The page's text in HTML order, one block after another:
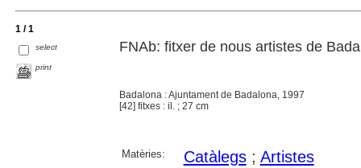
1 / 1
select
print
FNAb: fitxer de nous artistes de
Badalona : Ajuntament de Badalona, 1997
[42] fitxes : il. ; 27 cm
Matèries: Catàlegs; Artistes